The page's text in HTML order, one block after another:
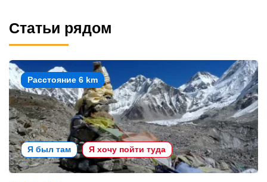
Статьи рядом
Расстояние 6 km
Я был там Я хочу пойти туда